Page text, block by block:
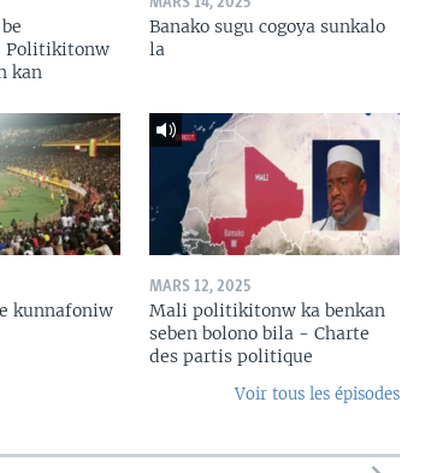
Politikitonw
kan
MARS 14, 2025
Banako sugu cogoya sunkalo
la
kunnafoniw
MARS 12, 2025
Mali politikitonw ka benkan
seben bolono bila - Charte
des partis politique
Voir tous les épisodes